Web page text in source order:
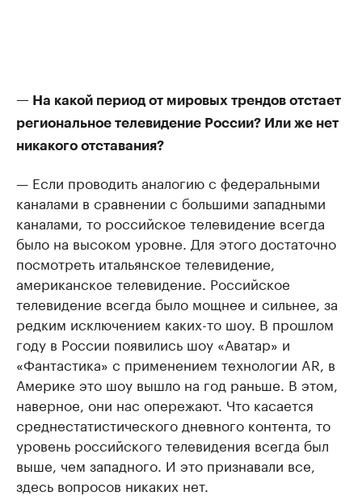
— На какой период от мировых трендов отстает
региональное телевидение России? Или же нет
никакого отставания?
— Если проводить аналогию с федеральными
каналами в сравнении с большими западными
каналами, то российское телевидение всегда
было на высоком уровне. Для этого достаточно
посмотреть итальянское телевидение,
американское телевидение. Российское
телевидение всегда было мощнее и сильнее, за
редким исключением каких-то шоу. В прошлом
году в России появились шоу «Аватар» и
«Фантастика» с применением технологии AR, в
Америке это шоу вышло на год раньше. В этом,
наверное, они нас опережают. Что касается
среднестатистического дневного контента, то
уровень российского телевидения всегда был
выше, чем западного. И это признавали все,
здесь вопросов никаких нет.